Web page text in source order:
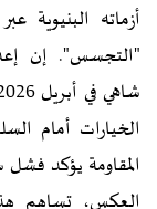
أزماته البنيوية
"التجسس". إن
الخيارات أمام
المقاومة يؤكد
العكس، تساهم